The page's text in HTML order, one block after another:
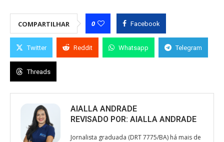
COMPARTILHAR 0 Facebook
Twitter Reddit Whatsapp Telegram
Threads
AIALLA ANDRADE
REVISADO POR: AIALLA ANDRADE
Jornalista graduada (DRT 7775/BA) há mais de